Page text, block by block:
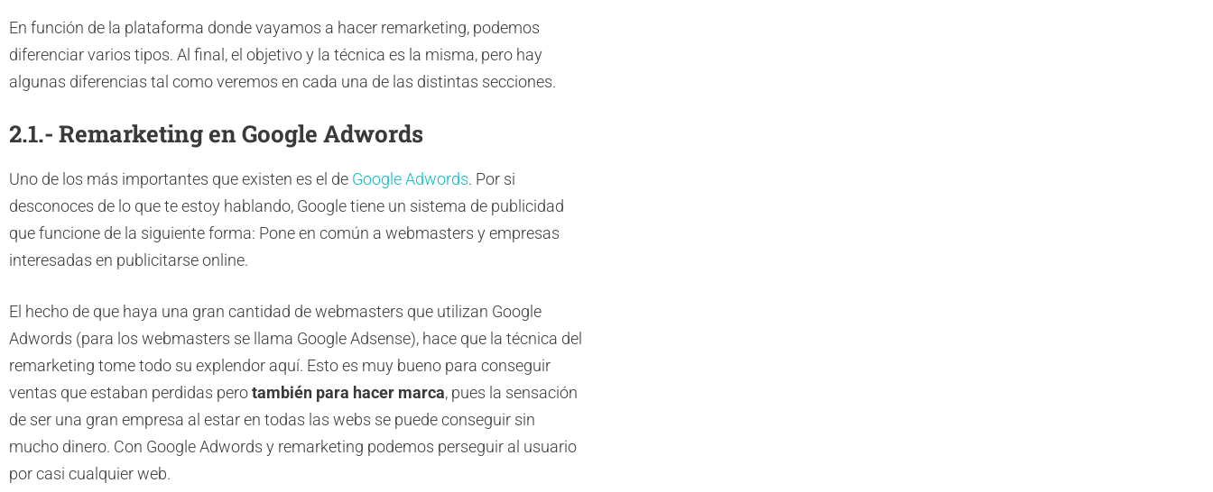
En función de la plataforma donde vayamos a hacer remarketing, podemos
diferenciar varios tipos. Al final, el objetivo y la técnica es la misma, pero hay
algunas diferencias tal como veremos en cada una de las distintas secciones.
2.1.- Remarketing en Google Adwords
Uno de los más importantes que existen es el de Google Adwords. Por si
desconoces de lo que te estoy hablando, Google tiene un sistema de publicidad
que funcione de la siguiente forma: Pone en común a webmasters y empresas
interesadas en publicitarse online.
El hecho de que haya una gran cantidad de webmasters que utilizan Google
Adwords (para los webmasters se llama Google Adsense), hace que la técnica del
remarketing tome todo su explendor aquí. Esto es muy bueno para conseguir
ventas que estaban perdidas perotambién para hacer marca, pues la sensación
de ser una gran empresa al estar en todas las webs se puede conseguir sin
mucho dinero. Con Google Adwords y remarketing podemos perseguir al usuario
por casi cualquier web.